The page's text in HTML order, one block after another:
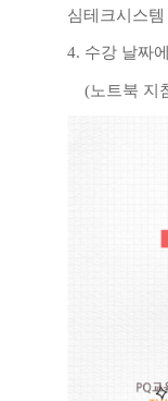
심테크시스템
4. 수강 날짜
(노트북 지